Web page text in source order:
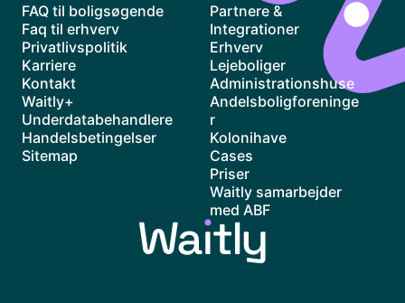
FAQ til boligsøgende
Faq til erhverv
Privatlivspolitik
Karriere
Kontakt
Waitly+
Underdatabehandlere
Handelsbetingelser
Sitemap
Partnere &
Integrationer
Erhverv
Lejeboliger
Administrationshuse
Andelsboligforeninge
r
Kolonihave
Cases
Priser
Waitly samarbejder
med ABF